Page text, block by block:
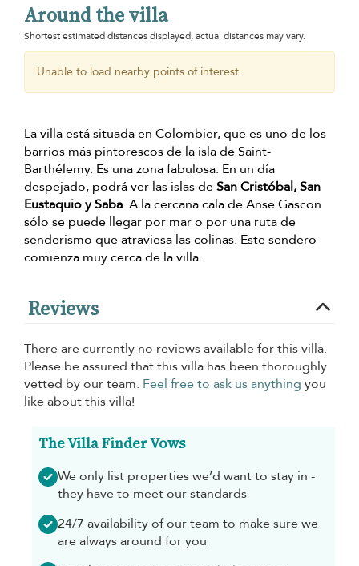
Around the villa
Shortest estimated distances displayed, actual distances may vary.
Unable to load nearby points of interest.
La villa está situada en Colombier, que es uno de los
barrios más pintorescos de la isla de Saint-
Barthélemy. Es una zona fabulosa. En un día
despejado, podrá ver las islas deSan Cristóbal, San
Eustaquio y Saba. A la cercana cala de Anse Gascon
sólo se puede llegar por mar o por una ruta de
senderismo que atraviesa las colinas. Este sendero
comienza muy cerca de la villa.
Reviews
There are currently no reviews available for this villa.
Please be assured that this villa has been thoroughly
vetted by our team. Feel free to ask us anything you
like about this villa!
The Villa Finder Vows
We only list properties we’d want to stay in -
they have to meet our standards
24/7 availability of our team to make sure we
are always around for you